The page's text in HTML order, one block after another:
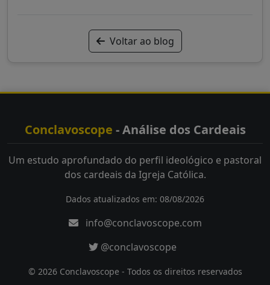
Voltar ao blog
Conclavoscope - Análise dos Cardeais
Um estudo aprofundado do perfil ideológico e pastoral
dos cardeais da Igreja Católica.
Dados atualizados em: 08/08/2026
info@conclavoscope.com
@conclavoscope
© 2026 Conclavoscope - Todos os direitos reservados